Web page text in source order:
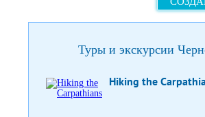
Туры и экскурсии
Hiking the